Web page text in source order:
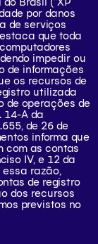
por danos
de serviços
que toda
impedir ou
de informações
os recursos de
utilizada
de operações de
14-A da
de 26 de
informa que
com as contas
IV, e 12 da
essa razão,
de registro
dos recursos
previstos no